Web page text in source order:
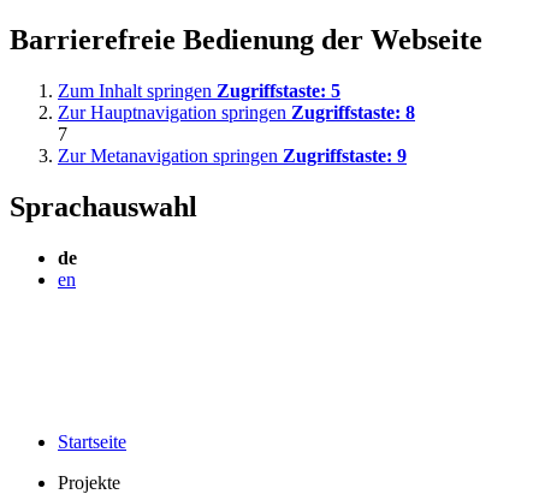
Barrierefreie Bedienung der Webseite
Zum Inhalt springen Zugriffstaste: 5
Zur Hauptnavigation springen Zugriffstaste: 8
7
Zur Metanavigation springen Zugriffstaste: 9
Sprachauswahl
de
en
Startseite
Projekte